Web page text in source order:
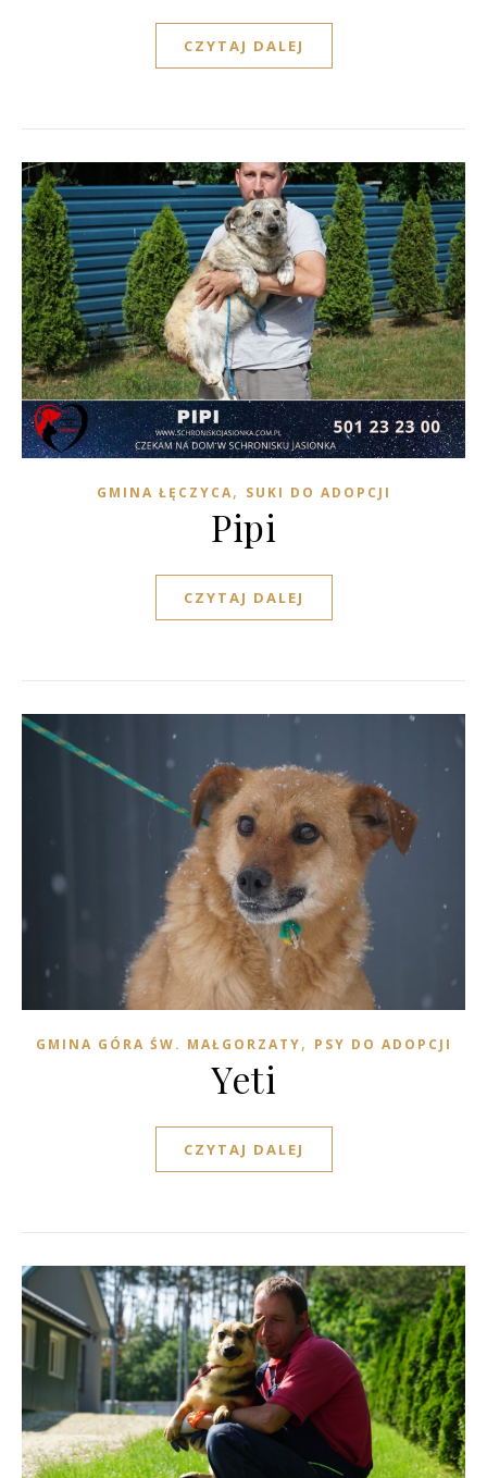
CZYTAJ DALEJ
GMINA ŁĘCZYCA, SUKI DO ADOPCJI
Pipi
CZYTAJ DALEJ
GMINA GÓRA ŚW. MAŁGORZATY, PSY DO ADOPCJI
Yeti
CZYTAJ DALEJ